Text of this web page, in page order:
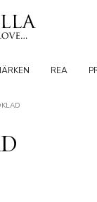
REA